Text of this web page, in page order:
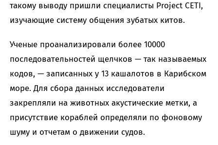
такому выводу пришли специалисты Project CETI,
изучающие систему общения зубатых китов.
Ученые проанализировали более 10000
последовательностей щелчков — так называемых
кодов, — записанных у 13 кашалотов в Карибском
море. Для сбора данных исследователи
закрепляли на животных акустические метки, а
присутствие кораблей определяли по фоновому
шуму и отчетам о движении судов.